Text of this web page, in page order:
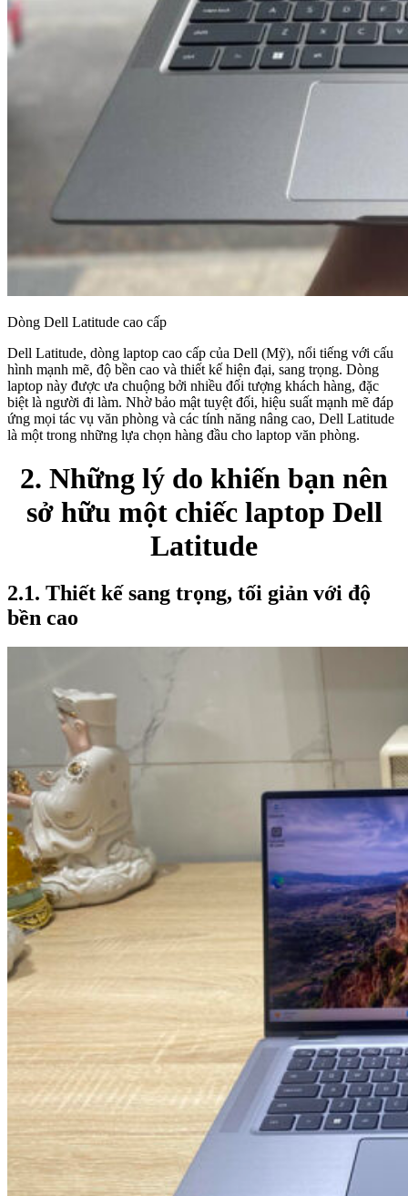
Dòng Dell Latitude cao cấp
Dell Latitude, dòng laptop cao cấp của Dell (Mỹ), nổi tiếng với cấu
hình mạnh mẽ, độ bền cao và thiết kế hiện đại, sang trọng. Dòng
laptop này được ưa chuộng bởi nhiều đối tượng khách hàng, đặc
biệt là người đi làm. Nhờ bảo mật tuyệt đối, hiệu suất mạnh mẽ đáp
ứng mọi tác vụ văn phòng và các tính năng nâng cao, Dell Latitude
là một trong những lựa chọn hàng đầu cho laptop văn phòng.
2. Những lý do khiến bạn nên
sở hữu một chiếc laptop Dell
Latitude
2.1. Thiết kế sang trọng, tối giản với độ
bền cao